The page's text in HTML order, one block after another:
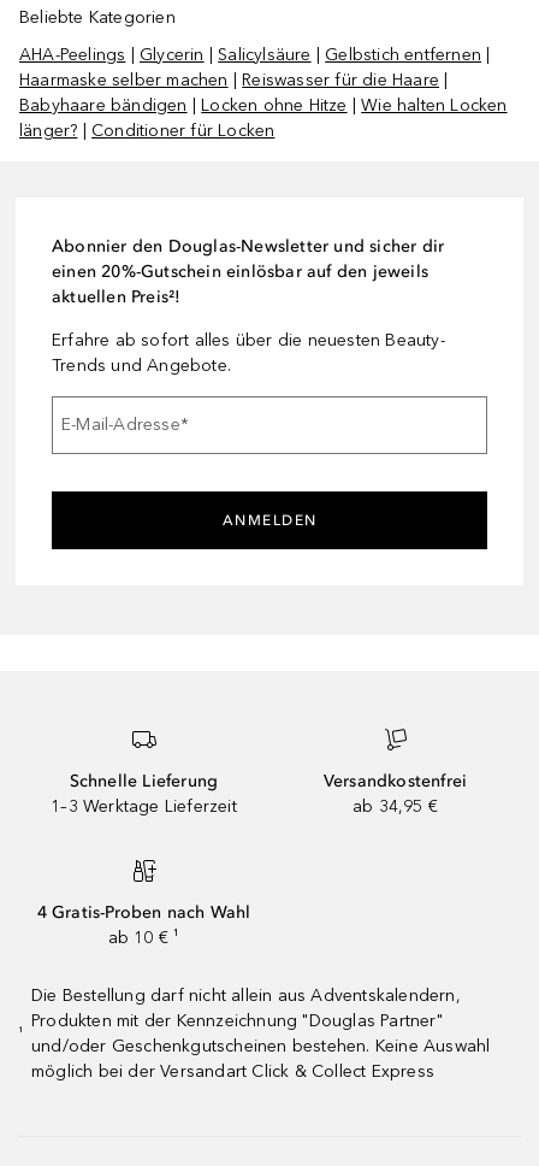
Beliebte Kategorien
AHA-Peelings
Glycerin |Salicylsäure Gelbstich entfernen
Haarmaske selber machen |Reiswasser für die Haare
Babyhaare bändigen |Locken ohne Hitze |Wie halten Locken
länger?
Conditioner für Locken
Abonnier den Douglas-Newsletter und sicher dir
einen 20%-Gutschein einlösbar auf den jeweils
aktuellen Preis²!
Erfahre ab sofort alles über die neuesten Beauty-
Trends und Angebote.
E-Mail-Adresse*
ANMELDEN
Schnelle Lieferung
1–3 Werktage Lieferzeit
Versandkostenfrei
ab 34,95 €
4 Gratis-Proben nach Wahl
ab 10 € ¹
¹
Die Bestellung darf nicht allein aus Adventskalendern,
Produkten mit der Kennzeichnung "Douglas Partner"
und/oder Geschenkgutscheinen bestehen. Keine Auswahl
möglich bei der Versandart Click & Collect Express